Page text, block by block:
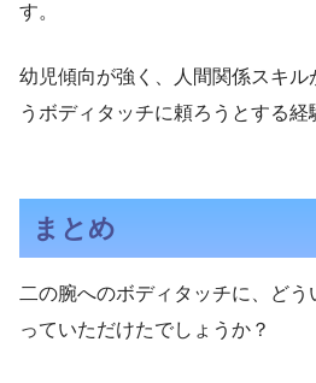
す。
幼児傾向が強く、人間関係スキ
うボディタッチに頼ろうとする経
まとめ
二の腕へのボディタッチに、ど
っていただけたでしょうか？